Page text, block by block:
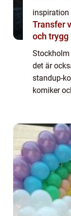
inspiration
Transfer visby så får
och trygg
Stockholm
det är
standup-
komiker